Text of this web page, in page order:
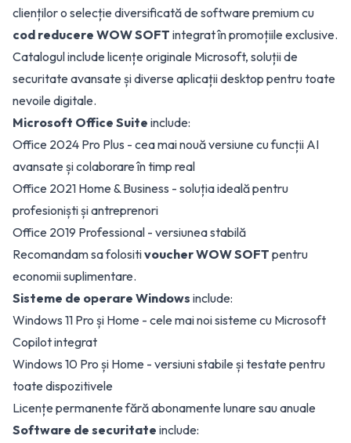
clienților o selecție diversificată de software premium cu
cod reducere WOW SOFT integrat în promoțiile exclusive.
Catalogul include licențe originale Microsoft, soluții de
securitate avansate și diverse aplicații desktop pentru toate
nevoile digitale.
Microsoft Office Suite include:
Office 2024 Pro Plus - cea mai nouă versiune cu funcții AI
avansate și colaborare în timp real
Office 2021 Home & Business - soluția ideală pentru
profesioniști și antreprenori
Office 2019 Professional - versiunea stabilă
Recomandam sa folositivoucher WOW SOFT pentru
economii suplimentare.
Sisteme de operare Windows include:
Windows 11 Pro și Home - cele mai noi sisteme cu Microsoft
Copilot integrat
Windows 10 Pro și Home - versiuni stabile și testate pentru
toate dispozitivele
Licențe permanente fără abonamente lunare sau anuale
Software de securitate include: